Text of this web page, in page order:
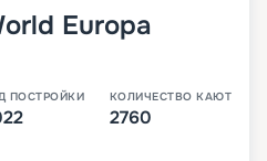
Europa
ПОСТРОЙКИ КОЛИЧЕСТВО КАЮТ
2760